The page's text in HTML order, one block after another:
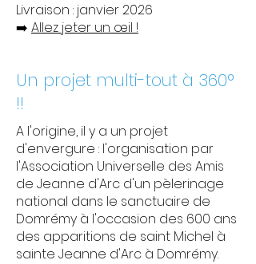
Livraison : janvier 2026
➡️ Allez jeter un œil !
Un projet multi-tout à 360°
!!
A l'origine, il y a un projet
d'envergure : l'organisation par
l'Association Universelle des Amis
de Jeanne d'Arc d'un pèlerinage
national dans le sanctuaire de
Domrémy à l'occasion des 600 ans
des apparitions de saint Michel à
sainte Jeanne d'Arc à Domrémy.